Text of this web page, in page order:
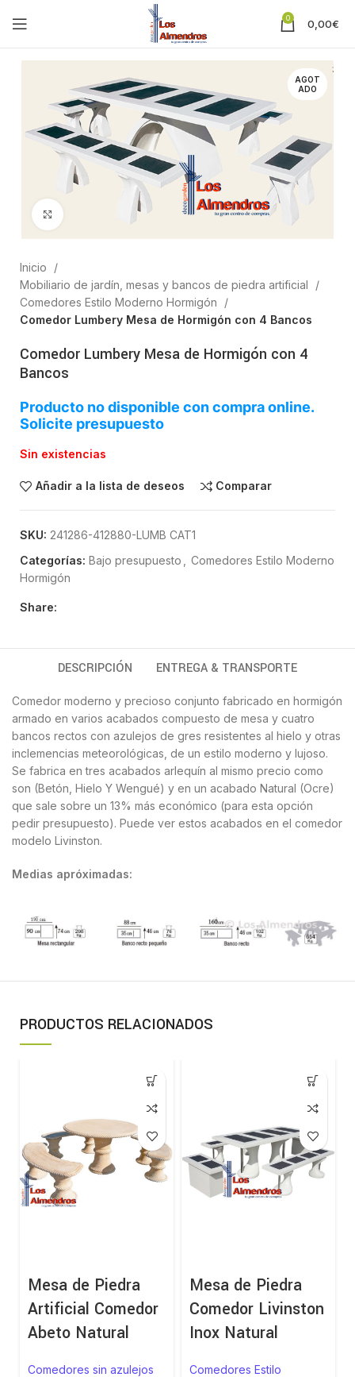
0 0,00€
AGOT
ADO
Clic para ampliar
Inicio
Mobiliario de jardín, mesas y bancos de piedra artificial
Comedores Estilo Moderno Hormigón
Comedor Lumbery Mesa de Hormigón con 4 Bancos
Comedor Lumbery Mesa de Hormigón con 4
Bancos
Producto no disponible con compra online.
Solicite presupuesto
Sin existencias
Añadir a la lista de deseos Comparar
SKU: 241286-412880-LUMB CAT1
Categorías: Bajo presupuesto
Comedores Estilo Moderno
Hormigón
Share:
DESCRIPCIÓN ENTREGA & TRANSPORTE
Comedor moderno y precioso conjunto fabricado en hormigón
armado en varios acabados compuesto de mesa y cuatro
bancos rectos con azulejos de gres resistentes al hielo y otras
inclemencias meteorológicas, de un estilo moderno y lujoso.
Se fabrica en tres acabados arlequín al mismo precio como
son (Betón, Hielo Y Wengué) y en un acabado Natural (Ocre)
que sale sobre un 13% más económico (para esta opción
pedir presupuesto). Puede ver estos acabados en el comedor
modelo Livinston.
Medias apróximadas:
PRODUCTOS RELACIONADOS
Mesa de Piedra
Artificial Comedor
Abeto Natural
Comedores sin azulejos
Mesa de Piedra
Comedor Livinston
Inox Natural
Comedores Estilo